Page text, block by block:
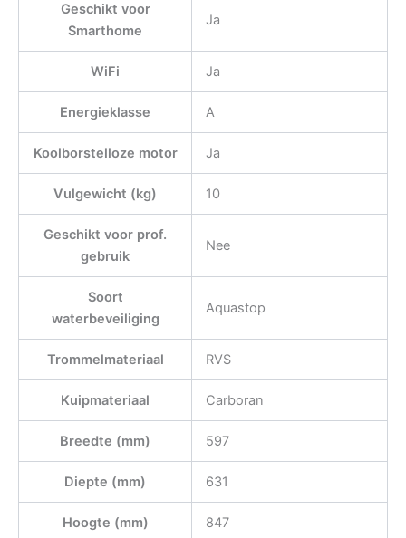
Geschikt voor
Smarthome
Ja
WiFi Ja
Energieklasse A
Koolborstelloze motor Ja
Vulgewicht (kg) 10
Geschikt voor prof.
gebruik
Nee
Soort
waterbeveiliging
Aquastop
Trommelmateriaal RVS
Kuipmateriaal Carboran
Breedte (mm) 597
Diepte (mm) 631
Hoogte (mm) 847